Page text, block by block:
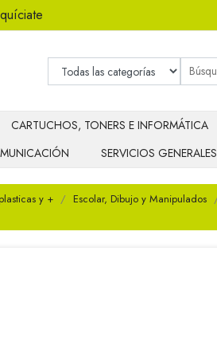
CARTUCHOS, TONERS E INFORMÁTICA
SERVICIOS GENERALES
y + Escolar, Dibujo y Manipulados